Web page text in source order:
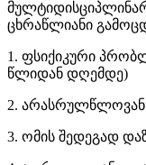
ცხრაწლიანი
1. ფსიქიკური
წლიდან დღემდე)
2. არასრულწლოვან
3. ომის შედეგად